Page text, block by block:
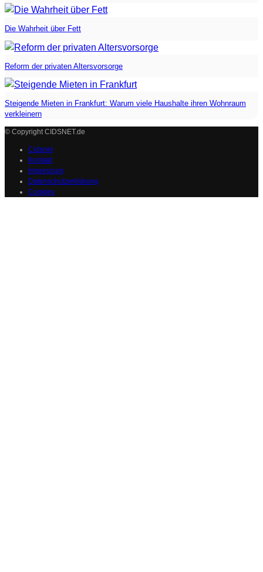
Die Wahrheit über Fett
Reform der privaten Altersvorsorge
Steigende Mieten in Frankfurt: Warum viele Haushalte ihren Wohnraum
verkleinern
© Copyright CIDSNET.de
Cidsnet
Kontakt
Impressum
Datenschutzerklärung
Cookies